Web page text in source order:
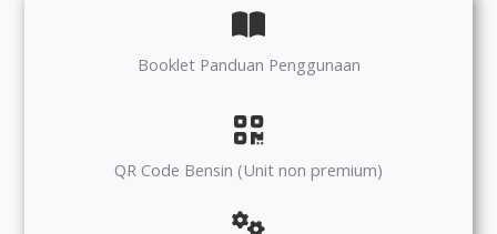
Booklet Panduan Penggunaan
QR Code Bensin (Unit non premium)